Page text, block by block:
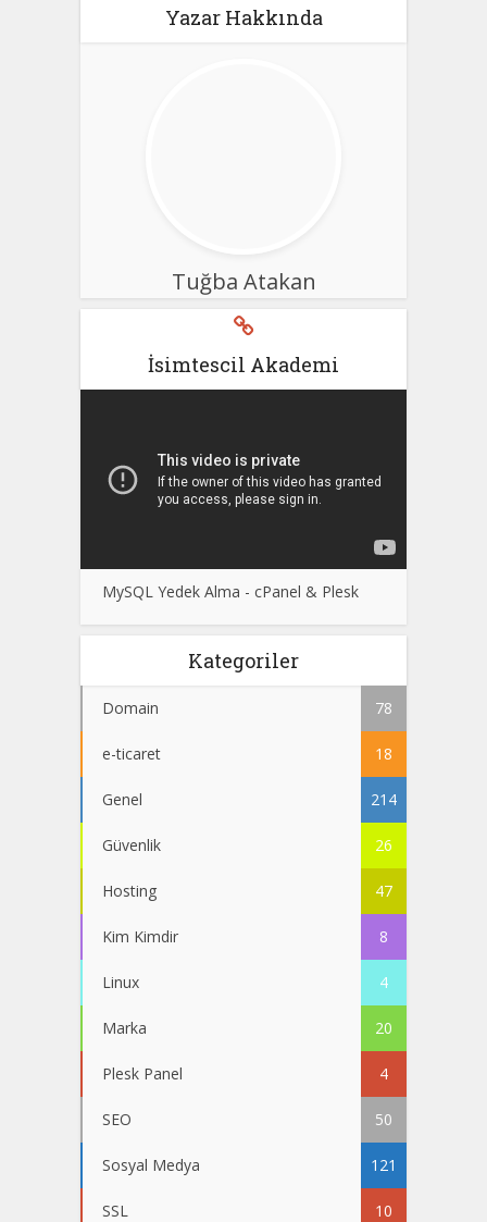
Yazar Hakkında
Tuğba Atakan
İsimtescil Akademi
MySQL Yedek Alma - cPanel & Plesk
Kategoriler
Domain 78
e-ticaret 18
Genel 214
Güvenlik 26
Hosting 47
Kim Kimdir 8
Linux 4
Marka 20
Plesk Panel 4
SEO 50
Sosyal Medya 121
SSL 10